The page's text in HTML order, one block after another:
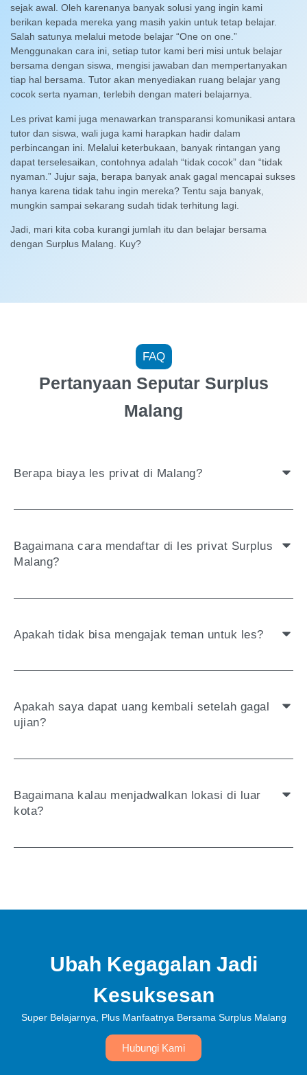
sejak awal. Oleh karenanya banyak solusi yang ingin kami
berikan kepada mereka yang masih yakin untuk tetap belajar.
Salah satunya melalui metode belajar “One on one.”
Menggunakan cara ini, setiap tutor kami beri misi untuk belajar
bersama dengan siswa, mengisi jawaban dan mempertanyakan
tiap hal bersama. Tutor akan menyediakan ruang belajar yang
cocok serta nyaman, terlebih dengan materi belajarnya.
Les privat kami juga menawarkan transparansi komunikasi antara
tutor dan siswa, wali juga kami harapkan hadir dalam
perbincangan ini. Melalui keterbukaan, banyak rintangan yang
dapat terselesaikan, contohnya adalah “tidak cocok” dan “tidak
nyaman.” Jujur saja, berapa banyak anak gagal mencapai sukses
hanya karena tidak tahu ingin mereka? Tentu saja banyak,
mungkin sampai sekarang sudah tidak terhitung lagi.
Jadi, mari kita coba kurangi jumlah itu dan belajar bersama
dengan Surplus Malang. Kuy?
FAQ
Pertanyaan Seputar Surplus
Malang
Berapa biaya les privat di Malang?
Bagaimana cara mendaftar di les privat Surplus
Malang?
Apakah tidak bisa mengajak teman untuk les?
Apakah saya dapat uang kembali setelah gagal
ujian?
Bagaimana kalau menjadwalkan lokasi di luar
kota?
Ubah Kegagalan Jadi
Kesuksesan
Super Belajarnya, Plus Manfaatnya Bersama Surplus Malang
Hubungi Kami